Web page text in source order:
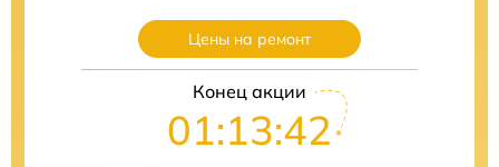
Цены на ремонт
Конец акции
01:13:41